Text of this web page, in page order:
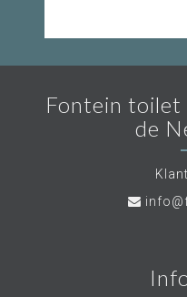
Fontein toilet
de